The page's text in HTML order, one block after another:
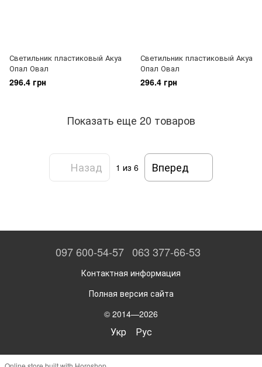
Светильник пластиковый Акуа
Опал Овал
296.4 грн
Светильник пластиковый Акуа
Опал Овал
296.4 грн
Показать еще 20 товаров
Назад 1 из 6 Вперед
097 600-54-57 063 377-66-53
Контактная информация
Полная версия сайта
© 2014—2026
Укр Рус